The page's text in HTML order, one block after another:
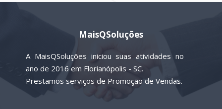
MaisQSoluções
A MaisQSoluções iniciou suas atividades no
ano de 2016 em Florianópolis - SC.
Prestamos serviços de Promoção de Vendas.